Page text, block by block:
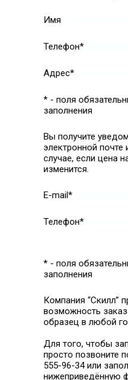
Имя
Телефон*
Адрес*
* - поля
заполнения
Вы получите
электронной почте
случае, если цена
изменится.
E-mail*
Телефон*
* - поля
заполнения
Компания “Скилл”
возможность
образец в любой
Для того, чтобы
просто позвоните
555-96-34 или
нижеприведённую